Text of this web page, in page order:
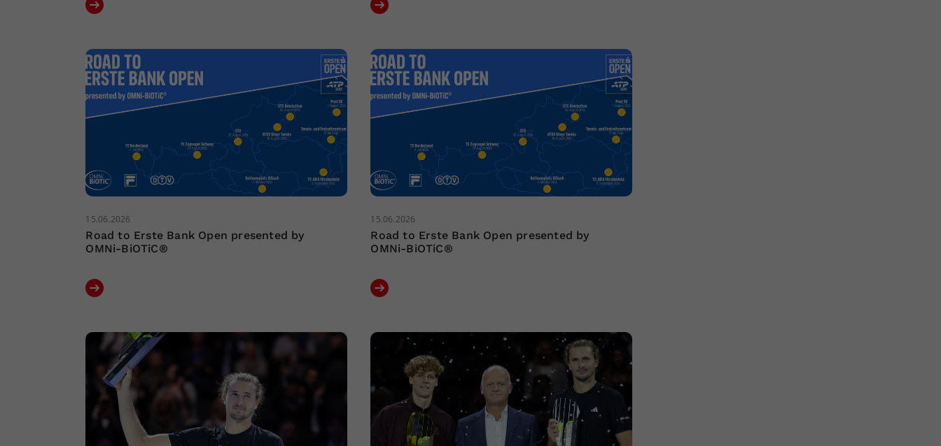
15.06.2026
Road to Erste Bank Open presented by
OMNi-BiOTiC®
15.06.2026
Road to Erste Bank Open presented by
OMNi-BiOTiC®